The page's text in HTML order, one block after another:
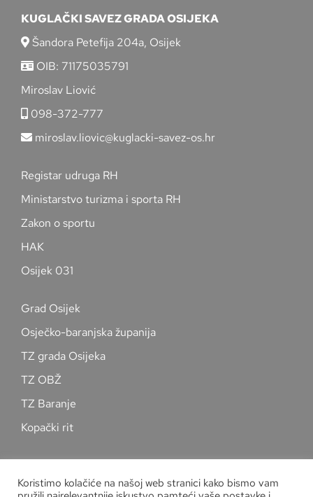
KUGLAČKI SAVEZ GRADA OSIJEKA
Šandora Petefija 204a, Osijek
OIB: 71175035791
Miroslav Liović
098-372-777
miroslav.liovic@kuglacki-savez-os.hr
Registar udruga RH
Ministarstvo turizma i sporta RH
Zakon o sportu
HAK
Osijek 031
Grad Osijek
Osječko-baranjska županija
TZ grada Osijeka
TZ OBŽ
TZ Baranje
Kopački rit
Koristimo kolačiće na našoj web stranici kako bismo vam